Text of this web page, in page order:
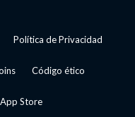
Política de Privacidad
Código ético
Store